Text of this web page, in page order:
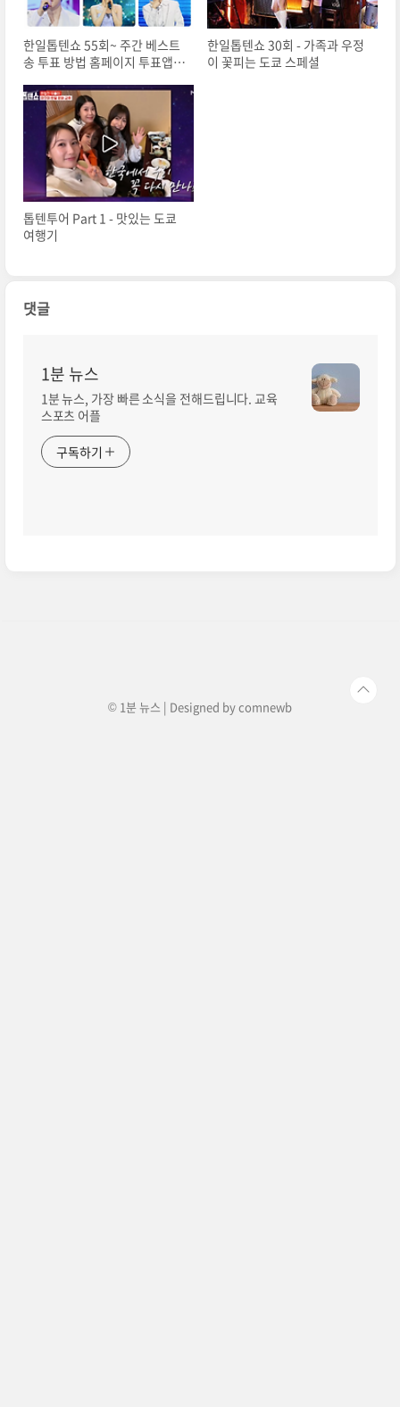
한일톱텐쇼 55회~ 주간 베스트
송 투표 방법 홈페이지 투표앱
한일톱텐쇼 30회 - 가족과 우정
이 꽃피는 도쿄 스페셜
톱텐투어 Part 1 - 맛있는 도쿄
여행기
댓글
1분 뉴스
1분 뉴스, 가장 빠른 소식을 전해드립니다. 교육
스포츠 어플
구독하기
© 1분 뉴스 | Designed bycomnewb